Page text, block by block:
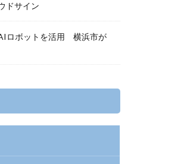
ドサイン
ロボットを活用 横浜市が